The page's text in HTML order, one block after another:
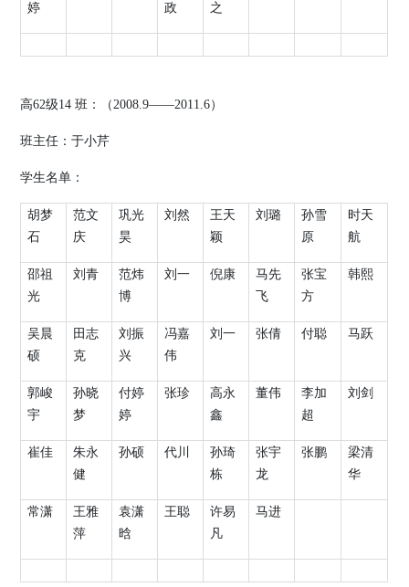
婷
政
之
高62级14班：（2008.9——2011.6）
班主任：于小芹
学生名单：
胡梦
石
范文
庆
巩光
昊
刘然
王天
颖
刘璐
孙雪
原
时天
航
邵祖
光
刘青
范炜
博
刘一 倪康
马先
飞
张宝
方
韩熙
吴晨
硕
田志
克
刘振
兴
冯嘉
伟
刘一 张倩 付聪 马跃
郭峻
宇
孙晓
梦
付婷
婷
张珍
高永
鑫
董伟
李加
超
刘剑
崔佳
朱永
健
孙硕 代川
孙琦
栋
张宇
龙
张鹏
梁清
华
常潇
王雅
萍
袁潇
晗
王聪
许易
凡
马进